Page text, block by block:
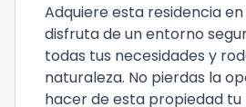
Adquiere esta residencia
disfruta de un entorno
todas tus necesidades y
naturaleza. No pierdas la
hacer de esta propiedad